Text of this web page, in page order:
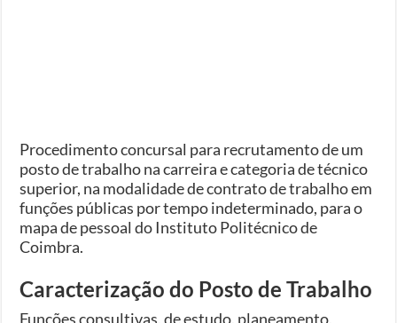
Procedimento concursal para recrutamento de um
posto de trabalho na carreira e categoria de técnico
superior, na modalidade de contrato de trabalho em
funções públicas por tempo indeterminado, para o
mapa de pessoal do Instituto Politécnico de
Coimbra.
Caracterização do Posto de Trabalho
Funções consultivas, de estudo, planeamento,